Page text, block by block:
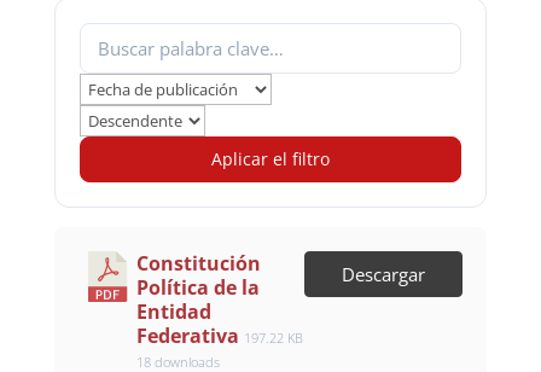
Aplicar el filtro
Constitución
Política de la
Entidad
Federativa 197.22 KB
18 downloads
Descargar